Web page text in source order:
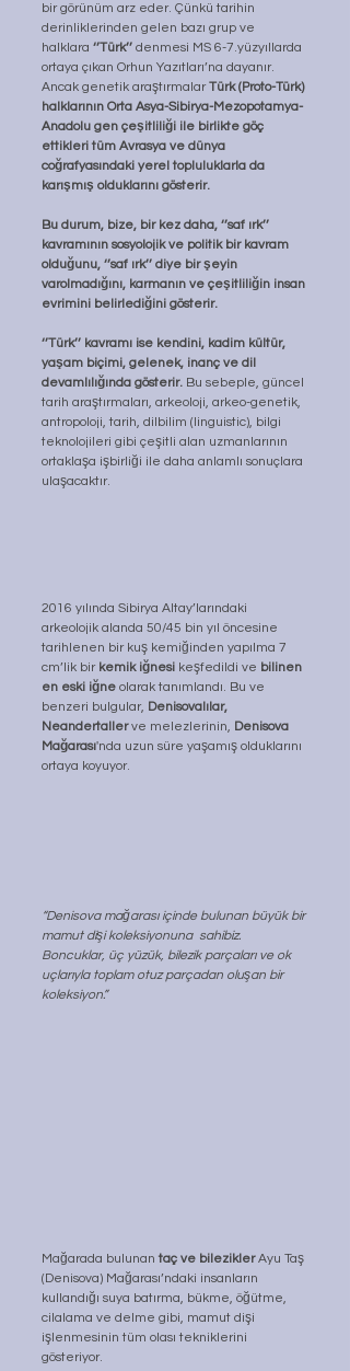
bir görünüm arz eder. Çünkü tarihin
derinliklerinden gelen bazı grup ve
halklara ‘’Türk’’ denmesi MS 6-7.yüzyıllarda
ortaya çıkan Orhun Yazıtları’na dayanır.
Ancak genetik araştırmalar Türk (Proto-Türk)
halklarının Orta Asya-Sibirya-Mezopotamya-
Anadolu gen çeşitliliği ile birlikte göç
ettikleri tüm Avrasya ve dünya
coğrafyasındaki yerel topluluklarla da
karışmış olduklarını gösterir.
Bu durum, bize, bir kez daha, ‘’saf ırk’’
kavramının sosyolojik ve politik bir kavram
olduğunu, ‘’saf ırk’’ diye bir şeyin
varolmadığını, karmanın ve çeşitliliğin insan
evrimini belirlediğini gösterir.
‘’Türk’’ kavramı ise kendini, kadim kültür,
yaşam biçimi, gelenek, inanç ve dil
devamlılığında gösterir. Bu sebeple, güncel
tarih araştırmaları, arkeoloji, arkeo-genetik,
antropoloji, tarih, dilbilim (linguistic), bilgi
teknolojileri gibi çeşitli alan uzmanlarının
ortaklaşa işbirliği ile daha anlamlı sonuçlara
ulaşacaktır.
2016 yılında Sibirya Altay’larındaki
arkeolojik alanda 50/45 bin yıl öncesine
tarihlenen bir kuş kemiğinden yapılma 7
cm’lik bir kemik iğnesi keşfedildi ve bilinen
en eski iğne olarak tanımlandı. Bu ve
benzeri bulgular, Denisovalılar,
Neandertaller ve melezlerinin, Denisova
Mağarası'nda uzun süre yaşamış olduklarını
ortaya koyuyor.
“Denisova mağarası içinde bulunan büyük bir
mamut dişi koleksiyonuna  sahibiz.
Boncuklar, üç yüzük, bilezik parçaları ve ok
uçlarıyla toplam otuz parçadan oluşan bir
koleksiyon.”
Mağarada bulunan taç ve bilezikler Ayu Taş
(Denisova) Mağarası’ndaki insanların
kullandığı suya batırma, bükme, öğütme,
cilalama ve delme gibi, mamut dişi
işlenmesinin tüm olası tekniklerini
gösteriyor.